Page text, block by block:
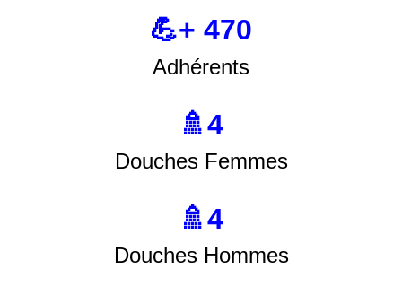
💪+ 470
Adhérents
🚿4
Douches Femmes
🚿4
Douches Hommes